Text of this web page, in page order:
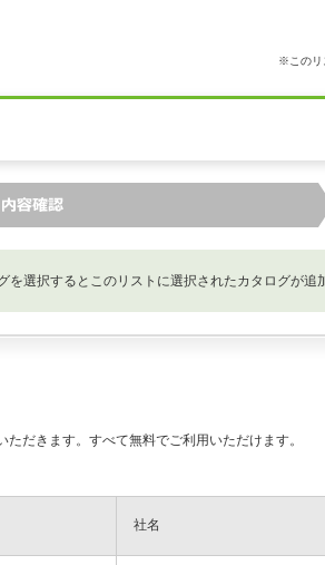
※このリ
を選択するとこのリストに選択されたカタログが追
だきます。すべて無料でご利用いただけます。
社名